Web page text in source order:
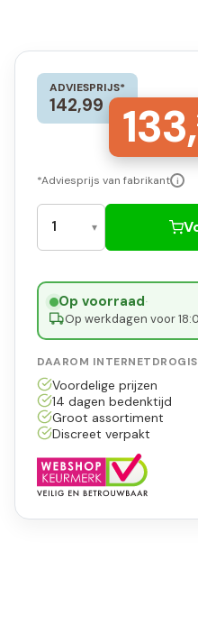
ADVIESPRIJS*
142,99 133,
*Adviesprijs van fabrikant i
Op voorraad·
Op werkdagen voor
DAAROM
Voordelige prijzen
14 dagen bedenktijd
Groot assortiment
Discreet verpakt